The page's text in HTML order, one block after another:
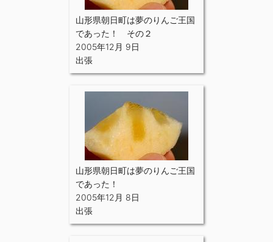
山形県朝日町は夢のりんご王国
であった！ その２
2005年12月 9日
出張
山形県朝日町は夢のりんご王国
であった！
2005年12月 8日
出張